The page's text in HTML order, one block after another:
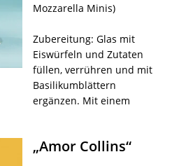
Mozzarella Minis)
Zubereitung: Glas mit
Eiswürfeln und Zutaten
füllen, verrühren und mit
Basilikumblättern
ergänzen. Mit einem
„Amor Collins“